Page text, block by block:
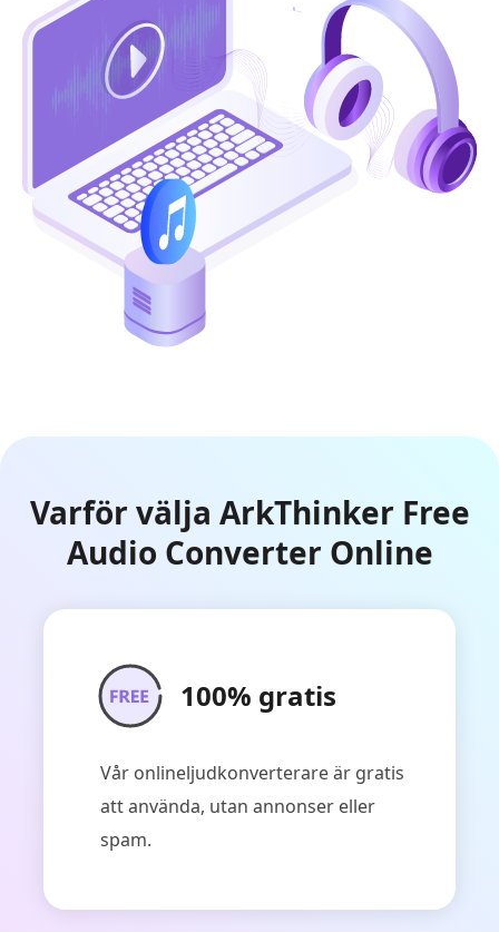
Varför välja ArkThinker Free
Audio Converter Online
100% gratis
Vår onlineljudkonverterare är gratis
att använda, utan annonser eller
spam.